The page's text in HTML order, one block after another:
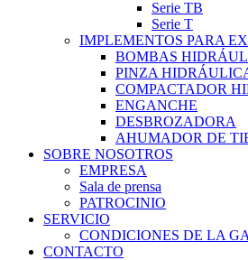
Serie TB
Serie T
IMPLEMENTOS PARA
BOMBAS
PINZA
COMPACTADOR
ENGANCHE
DESBROZADORA
AHUMADOR DE
SOBRE NOSOTROS
EMPRESA
Sala de prensa
PATROCINIO
SERVICIO
CONDICIONES DE LA
CONTACTO